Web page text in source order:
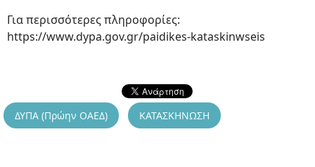
Για περισσότερες πληροφορίες:
https://www.dypa.gov.gr/paidikes-kataskinwseis
ΔΥΠΑ (Πρώην ΟΑΕΔ) ΚΑΤΑΣΚΗΝΩΣΗ